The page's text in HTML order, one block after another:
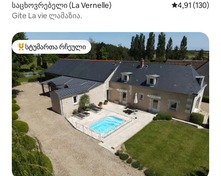
საცხოვრებელი (La Vernelle) საშუალო
4,91 (130)
Gite La vie ლამაზია.
სტუმართა რჩეული მოწინავე ვარიანტი
სტუმართა რჩეული